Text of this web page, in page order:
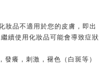
妝品不適用於您的皮膚，即出
續使用化妝品可能會導致症狀
發癢，刺激，褪色（白斑等）